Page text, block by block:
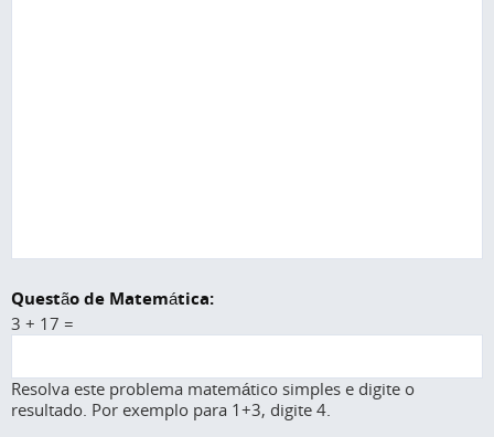
Questão de Matemática:
3 + 17 =
Resolva este problema matemático simples e digite o
resultado. Por exemplo para 1+3, digite 4.